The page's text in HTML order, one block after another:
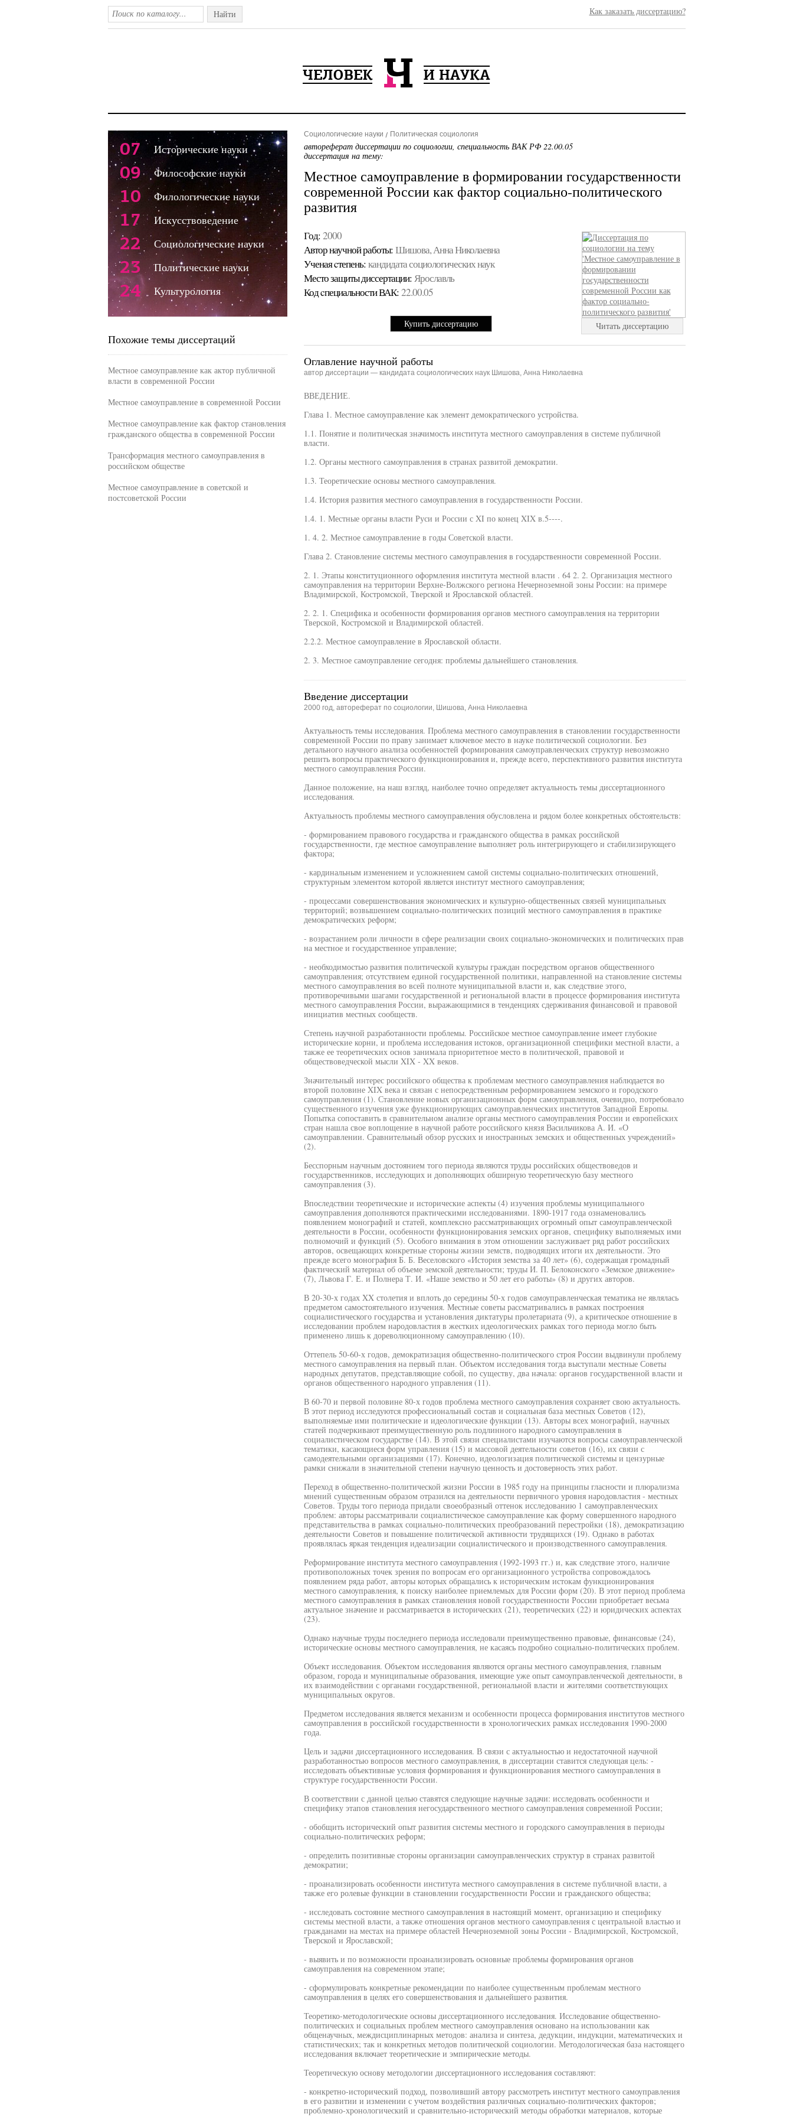
Найти Как заказать диссертацию?
Социологические науки Политическая социология
автореферат диссертации по социологии, специальность ВАК РФ 22.00.05
диссертация на тему:
Местное самоуправление в формировании государственности
современной России как фактор социально-политического
развития
Год: 2000
Автор научной работы: Шишова, Анна Николаевна
Ученая cтепень: кандидата социологических наук
Место защиты диссертации: Ярославль
Код cпециальности ВАК: 22.00.05
Купить диссертацию Читать диссертацию
Оглавление научной работы
автор диссертации — кандидата социологических наук Шишова, Анна Николаевна
ВВЕДЕНИЕ.
Глава 1. Местное самоуправление как элемент демократического устройства.
1.1. Понятие и политическая значимость института местного самоуправления в системе публичной
власти.
1.2. Органы местного самоуправления в странах развитой демократии.
1.3. Теоретические основы местного самоуправления.
1.4. История развития местного самоуправления в государственности России.
1.4. 1. Местные органы власти Руси и России с XI по конец XIX в.5----.
1. 4. 2. Местное самоуправление в годы Советской власти.
Глава 2. Становление системы местного самоуправления в государственности современной России.
2. 1. Этапы конституционного оформления института местной власти . 64 2. 2. Организация местного
самоуправления на территории Верхне-Волжского региона Нечерноземной зоны России: на примере
Владимирской, Костромской, Тверской и Ярославской областей.
2. 2. 1. Специфика и особенности формирования органов местного самоуправления на территории
Тверской, Костромской и Владимирской областей.
2.2.2. Местное самоуправление в Ярославской области.
2. 3. Местное самоуправление сегодня: проблемы дальнейшего становления.
Введение диссертации
2000 год, автореферат по социологии, Шишова, Анна Николаевна
Актуальность темы исследования. Проблема местного самоуправления в становлении государственности
современной России по праву занимает ключевое место в науке политической социологии. Без
детального научного анализа особенностей формирования самоуправленческих структур невозможно
решить вопросы практического функционирования и, прежде всего, перспективного развития института
местного самоуправления России.
Данное положение, на наш взгляд, наиболее точно определяет актуальность темы диссертационного
исследования.
Актуальность проблемы местного самоуправления обусловлена и рядом более конкретных обстоятельств:
- формированием правового государства и гражданского общества в рамках российской
государственности, где местное самоуправление выполняет роль интегрирующего и стабилизирующего
фактора;
- кардинальным изменением и усложнением самой системы социально-политических отношений,
структурным элементом которой является институт местного самоуправления;
- процессами совершенствования экономических и культурно-общественных связей муниципальных
территорий; возвышением социально-политических позиций местного самоуправления в практике
демократических реформ;
- возрастанием роли личности в сфере реализации своих социально-экономических и политических прав
на местное и государственное управление;
- необходимостью развития политической культуры граждан посредством органов общественного
самоуправления; отсутствием единой государственной политики, направленной на становление системы
местного самоуправления во всей полноте муниципальной власти и, как следствие этого,
противоречивыми шагами государственной и региональной власти в процессе формирования института
местного самоуправления России, выражающимися в тенденциях сдерживания финансовой и правовой
инициатив местных сообществ.
Степень научной разработанности проблемы. Российское местное самоуправление имеет глубокие
исторические корни, и проблема исследования истоков, организационной специфики местной власти, а
также ее теоретических основ занимала приоритетное место в политической, правовой и
обществоведческой мысли XIX - XX веков.
Значительный интерес российского общества к проблемам местного самоуправления наблюдается во
второй половине XIX века и связан с непосредственным реформированием земского и городского
самоуправления (1). Становление новых организационных форм самоуправления, очевидно, потребовало
существенного изучения уже функционирующих самоуправленческих институтов Западной Европы.
Попытка сопоставить в сравнительном анализе органы местного самоуправления России и европейских
стран нашла свое воплощение в научной работе российского князя Васильчикова А. И. «О
самоуправлении. Сравнительный обзор русских и иностранных земских и общественных учреждений»
(2).
Бесспорным научным достоянием того периода являются труды российских обществоведов и
государственников, исследующих и дополняющих обширную теоретическую базу местного
самоуправления (3).
Впоследствии теоретические и исторические аспекты (4) изучения проблемы муниципального
самоуправления дополняются практическими исследованиями. 1890-1917 года ознаменовались
появлением монографий и статей, комплексно рассматривающих огромный опыт самоуправленческой
деятельности в России, особенности функционирования земских органов, специфику выполняемых ими
полномочий и функций (5). Особого внимания в этом отношении заслуживает ряд работ российских
авторов, освещающих конкретные стороны жизни земств, подводящих итоги их деятельности. Это
прежде всего монография Б. Б. Веселовского «История земства за 40 лет» (6), содержащая громадный
фактический материал об объеме земской деятельности; труды И. П. Белоконского «Земское движение»
(7), Львова Г. Е. и Полнера Т. И. «Наше земство и 50 лет его работы» (8) и других авторов.
В 20-30-х годах XX столетия и вплоть до середины 50-х годов самоуправленческая тематика не являлась
предметом самостоятельного изучения. Местные советы рассматривались в рамках построения
социалистического государства и установления диктатуры пролетариата (9), а критическое отношение в
исследовании проблем народовластия в жестких идеологических рамках того периода могло быть
применено лишь к дореволюционному самоуправлению (10).
Оттепель 50-60-х годов, демократизация общественно-политического строя России выдвинули проблему
местного самоуправления на первый план. Объектом исследования тогда выступали местные Советы
народных депутатов, представляющие собой, по существу, два начала: органов государственной власти и
органов общественного народного управления (11).
В 60-70 и первой половине 80-х годов проблема местного самоуправления сохраняет свою актуальность.
В этот период исследуются профессиональный состав и социальная база местных Советов (12),
выполняемые ими политические и идеологические функции (13). Авторы всех монографий, научных
статей подчеркивают преимущественную роль подлинного народного самоуправления в
социалистическом государстве (14). В этой связи специалистами изучаются вопросы самоуправленческой
тематики, касающиеся форм управления (15) и массовой деятельности советов (16), их связи с
самодеятельными организациями (17). Конечно, идеологизация политической системы и цензурные
рамки снижали в значительной степени научную ценность и достоверность этих работ.
Переход в общественно-политической жизни России в 1985 году на принципы гласности и плюрализма
мнений существенным образом отразился на деятельности первичного уровня народовластия - местных
Советов. Труды того периода придали своеобразный оттенок исследованию 1 самоуправленческих
проблем: авторы рассматривали социалистическое самоуправление как форму совершенного народного
представительства в рамках социально-политических преобразований перестройки (18), демократизацию
деятельности Советов и повышение политической активности трудящихся (19). Однако в работах
проявлялась яркая тенденция идеализации социалистического и производственного самоуправления.
Реформирование института местного самоуправления (1992-1993 гг.) и, как следствие этого, наличие
противоположных точек зрения по вопросам его организационного устройства сопровождалось
появлением ряда работ, авторы которых обращались к историческим истокам функционирования
местного самоуправления, к поиску наиболее приемлемых для России форм (20). В этот период проблема
местного самоуправления в рамках становления новой государственности России приобретает весьма
актуальное значение и рассматривается в исторических (21), теоретических (22) и юридических аспектах
(23).
Однако научные труды последнего периода исследовали преимущественно правовые, финансовые (24),
исторические основы местного самоуправления, не касаясь подробно социально-политических проблем.
Объект исследования. Объектом исследования являются органы местного самоуправления, главным
образом, города и муниципальные образования, имеющие уже опыт самоуправленческой деятельности, в
их взаимодействии с органами государственной, региональной власти и жителями соответствующих
муниципальных округов.
Предметом исследования является механизм и особенности процесса формирования институтов местного
самоуправления в российской государственности в хронологических рамках исследования 1990-2000
года.
Цель и задачи диссертационного исследования. В связи с актуальностью и недостаточной научной
разработанностью вопросов местного самоуправления, в диссертации ставится следующая цель: -
исследовать объективные условия формирования и функционирования местного самоуправления в
структуре государственности России.
В соответствии с данной целью ставятся следующие научные задачи: исследовать особенности и
специфику этапов становления негосударственного местного самоуправления современной России;
- обобщить исторический опыт развития системы местного и городского самоуправления в периоды
социально-политических реформ;
- определить позитивные стороны организации самоуправленческих структур в странах развитой
демократии;
- проанализировать особенности института местного самоуправления в системе публичной власти, а
также его ролевые функции в становлении государственности России и гражданского общества;
- исследовать состояние местного самоуправления в настоящий момент, организацию и специфику
системы местной власти, а также отношения органов местного самоуправления с центральной властью и
гражданами на местах на примере областей Нечерноземной зоны России - Владимирской, Костромской,
Тверской и Ярославской;
- выявить и по возможности проанализировать основные проблемы формирования органов
самоуправления на современном этапе;
- сформулировать конкретные рекомендации по наиболее существенным проблемам местного
самоуправления в целях его совершенствования и дальнейшего развития.
Теоретико-методологические основы диссертационного исследования. Исследование общественно-
политических и социальных проблем местного самоуправления основано на использовании как
общенаучных, междисциплинарных методов: анализа и синтеза, дедукции, индукции, математических и
статистических; так и конкретных методов политической социологии. Методологическая база настоящего
исследования включает теоретические и эмпирические методы.
Теоретическую основу методологии диссертационного исследования составляют:
- конкретно-исторический подход, позволивший автору рассмотреть институт местного самоуправления
в его развитии и изменении с учетом воздействия различных социально-политических факторов;
проблемно-хронологический и сравнительно-исторический методы обработки материалов, которые
07 Исторические науки
09 Философские науки
10 Филологические науки
17 Искусствоведение
22 Социологические науки
23 Политические науки
24 Культурология
Похожие темы диссертаций
Местное самоуправление как актор публичной
власти в современной России
Местное самоуправление в современной России
Местное самоуправление как фактор становления
гражданского общества в современной России
Трансформация местного самоуправления в
российском обществе
Местное самоуправление в советской и
постсоветской России